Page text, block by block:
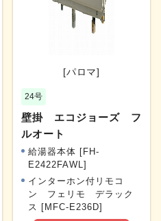
[パロマ]
24号
壁掛 エコジョーズ フ
ルオート
給湯器本体 [FH-
E2422FAWL]
インターホン付リモコ
ン フェリモ デラック
ス [MFC-E236D]